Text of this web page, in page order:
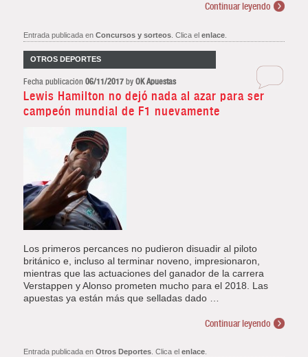
Continuar leyendo
Entrada publicada enConcursos y sorteos . Clica elenlace
OTROS DEPORTES
Fecha publicación06/11/2017 byOK Apuestas
Lewis Hamilton no dejó nada al azar para ser
campeón mundial de F1 nuevamente
Los primeros percances no pudieron disuadir al piloto
británico e, incluso al terminar noveno, impresionaron,
mientras que las actuaciones del ganador de la carrera
Verstappen y Alonso prometen mucho para el 2018. Las
apuestas ya están más que selladas dado …
Continuar leyendo
Entrada publicada enOtros Deportes . Clica elenlace